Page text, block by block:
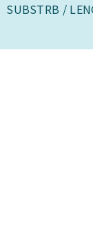
SUBSTRB /